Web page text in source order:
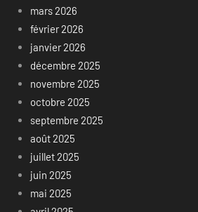
mars 2026
février 2026
janvier 2026
décembre 2025
novembre 2025
octobre 2025
septembre 2025
août 2025
juillet 2025
juin 2025
mai 2025